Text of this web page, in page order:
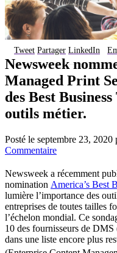
Tweet Partager LinkedIn
Newsweek
Managed Print
des Best
outils métier.
Posté le septembre 23, 2020
Commentaire
Newsweek a récemment
nomination America’s Best
lumière l’importance des
entreprises de toutes tailles
l’échelon mondial. Ce
10 des fournisseurs de
dans une liste encore plus